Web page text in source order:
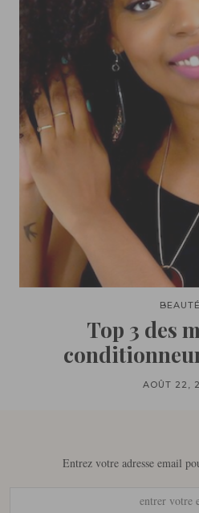
BEAUTÉ
Top 3 des
AOÛT 22,
Entrez votre adresse email